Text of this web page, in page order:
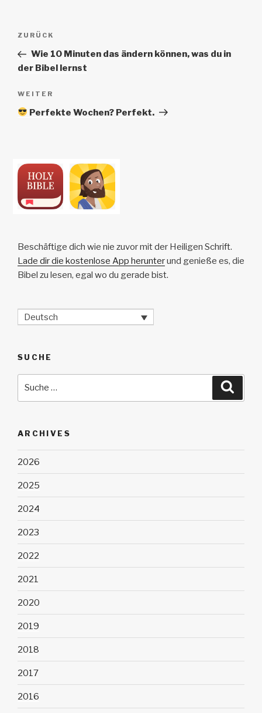
Beitrags-
Vorheriger
Beitrag
ZURÜCK
Wie 10 Minuten das ändern können, was du in
der Bibel lernst
Nächster
Beitrag
WEITER
Perfekte Wochen? Perfekt.
Beschäftige dich wie nie zuvor mit der Heiligen Schrift.
Lade dir die kostenlose App herunterund genieße es, die
Bibel zu lesen, egal wo du gerade bist.
Deutsch
SUCHE
ARCHIVES
2026
2025
2024
2023
2022
2021
2020
2019
2018
2017
2016